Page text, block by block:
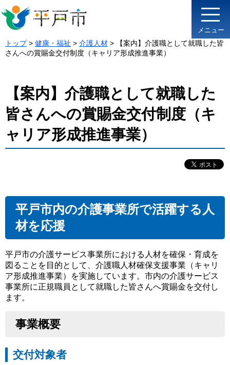
メニュー
トップ> 健康・福祉 > 介護人材 > 【案内】介護職として就職した皆
さんへの賞賜金交付制度（キャリア形成推進事業）
【案内】介護職として就職した
皆さんへの賞賜金交付制度（キ
ャリア形成推進事業）
平戸市内の介護事業所で活躍する人
材を応援
平戸市の介護サービス事業所における人材を確保・育成を
図ることを目的として、介護職人材確保支援事業（キャリ
ア形成推進事業）を実施しています。市内の介護サービス
事業所に正規職員として就職した皆さんへ賞賜金を交付し
ます。
事業概要
交付対象者